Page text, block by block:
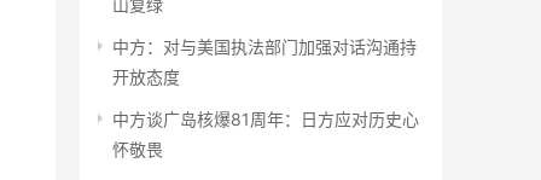
山复绿
中方：对与美国执法部门加强对话沟通持
开放态度
中方谈广岛核爆81周年：日方应对历史心
怀敬畏